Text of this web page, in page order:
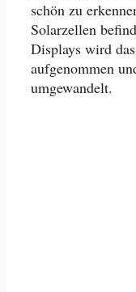
schön zu
Solarzellen
Displays wird
aufgenommen
umgewandelt.